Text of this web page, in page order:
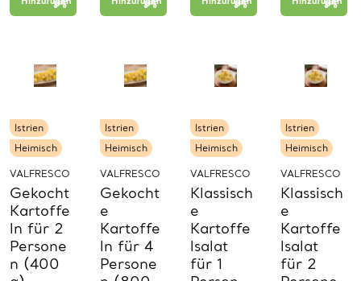
Heimisch
Istrien
VALFRESCO
Gekocht
Kartoffe
ln für 2
Persone
n (400
Heimisch
Istrien
VALFRESCO
Gekocht
e
Kartoffe
ln für 4
Persone
Heimisch
Istrien
VALFRESCO
Klassisch
e
Kartoffe
lsalat
für 1
Heimisch
Istrien
VALFRESCO
Klassisch
e
Kartoffe
lsalat
für 2